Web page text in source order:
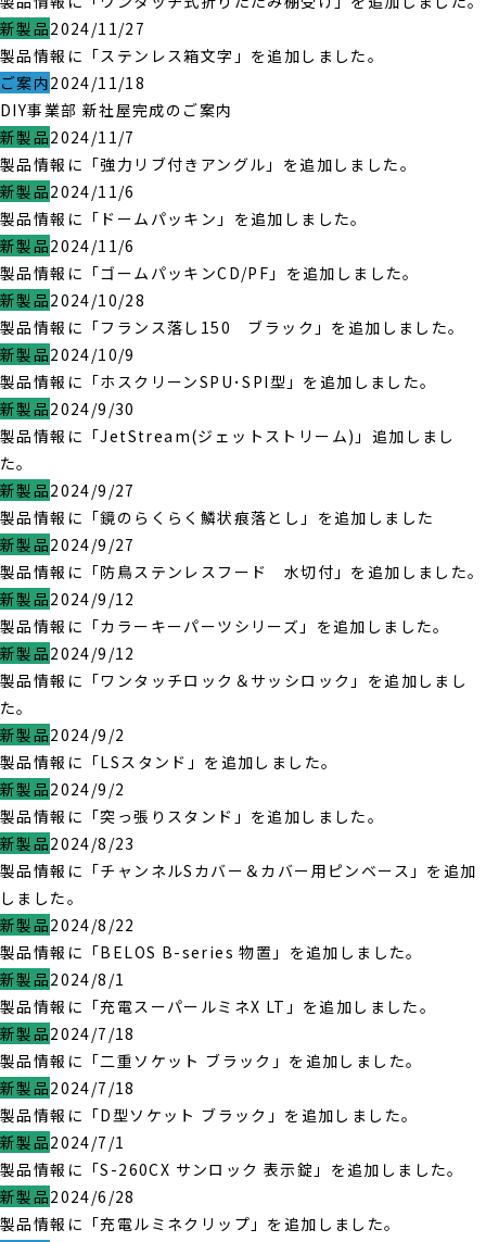
新製品2024/11/27
製品情報に「ステンレス箱文字」を追加しました。
ご案内2024/11/18
DIY事業部 新社屋完成のご案内
新製品2024/11/7
製品情報に「強力リブ付きアングル」を追加しました。
新製品2024/11/6
製品情報に「ドームパッキン」を追加しました。
新製品2024/11/6
製品情報に「ゴームパッキンCD/PF」を追加しました。
新製品2024/10/28
製品情報に「フランス落し150 ブラック」を追加しました。
新製品2024/10/9
製品情報に「ホスクリーンSPU･SPI型」を追加しました。
新製品2024/9/30
製品情報に「JetStream(ジェットストリーム)」追加しまし
た。
新製品2024/9/27
製品情報に「鏡のらくらく鱗状痕落とし」を追加しました
新製品2024/9/27
製品情報に「防鳥ステンレスフード 水切付」を追加しました。
新製品2024/9/12
製品情報に「カラーキーパーツシリーズ」を追加しました。
新製品2024/9/12
製品情報に「ワンタッチロック＆サッシロック」を追加しまし
た。
新製品2024/9/2
製品情報に「LSスタンド」を追加しました。
新製品2024/9/2
製品情報に「突っ張りスタンド」を追加しました。
新製品2024/8/23
製品情報に「チャンネルSカバー＆カバー用ピンベース」を追加
しました。
新製品2024/8/22
製品情報に「BELOS B-series 物置」を追加しました。
新製品2024/8/1
製品情報に「充電スーパールミネX LT」を追加しました。
新製品2024/7/18
製品情報に「二重ソケット ブラック」を追加しました。
新製品2024/7/18
製品情報に「D型ソケット ブラック」を追加しました。
新製品2024/7/1
製品情報に「S-260CX サンロック 表示錠」を追加しました。
新製品2024/6/28
製品情報に「充電ルミネクリップ」を追加しました。